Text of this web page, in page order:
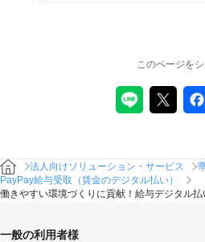
このページを
法人向けソリューション・サービス
PayPay給与受取（賃金のデジタル払い）
働きやすい環境づくりに貢献！給与デジタル
一般の利用者様